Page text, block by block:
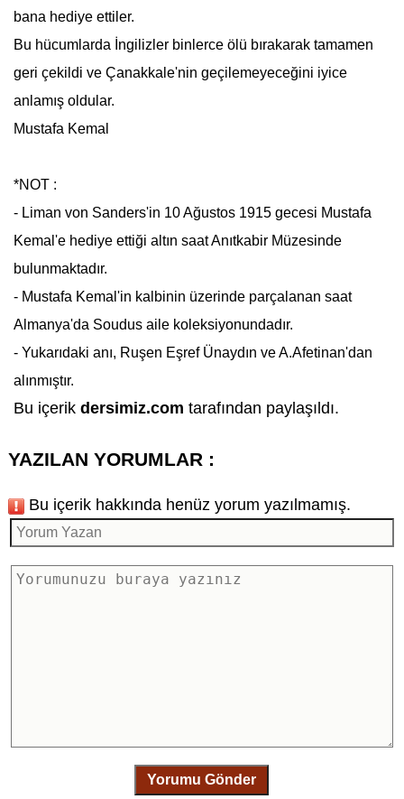
bana hediye ettiler.
Bu hücumlarda İngilizler binlerce ölü bırakarak tamamen
geri çekildi ve Çanakkale'nin geçilemeyeceğini iyice
anlamış oldular.
Mustafa Kemal
*NOT :
- Liman von Sanders'in 10 Ağustos 1915 gecesi Mustafa
Kemal'e hediye ettiği altın saat Anıtkabir Müzesinde
bulunmaktadır.
- Mustafa Kemal'in kalbinin üzerinde parçalanan saat
Almanya'da Soudus aile koleksiyonundadır.
- Yukarıdaki anı, Ruşen Eşref Ünaydın ve A.Afetinan'dan
alınmıştır.
Bu içerik dersimiz.com tarafından paylaşıldı.
YAZILAN YORUMLAR :
Bu içerik hakkında henüz yorum yazılmamış.
Yorumu Gönder